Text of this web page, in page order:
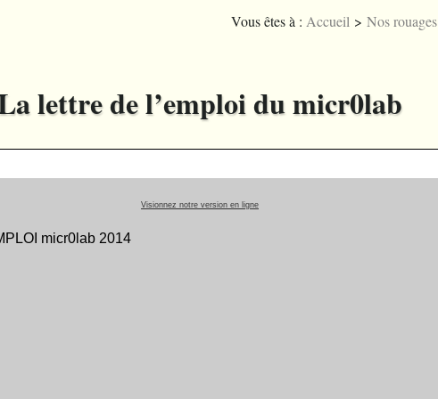
Vous êtes à : Accueil > Nos rouages
lettre de l’emploi du micr0lab
Visionnez notre version en ligne